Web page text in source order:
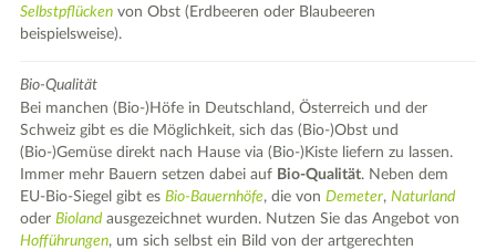
Selbstpflücken von Obst (Erdbeeren oder Blaubeeren
beispielsweise).
Bio-Qualität
Bei manchen (Bio-)Höfe in Deutschland, Österreich und der
Schweiz gibt es die Möglichkeit, sich das (Bio-)Obst und
(Bio-)Gemüse direkt nach Hause via (Bio-)Kiste liefern zu lassen.
Immer mehr Bauern setzen dabei auf Bio-Qualität. Neben dem
EU-Bio-Siegel gibt esBio-Bauernhöfe, die vonDemeter,Naturland
oderBiolandausgezeichnet wurden. Nutzen Sie das Angebot von
Hofführungen, um sich selbst ein Bild von der artgerechten